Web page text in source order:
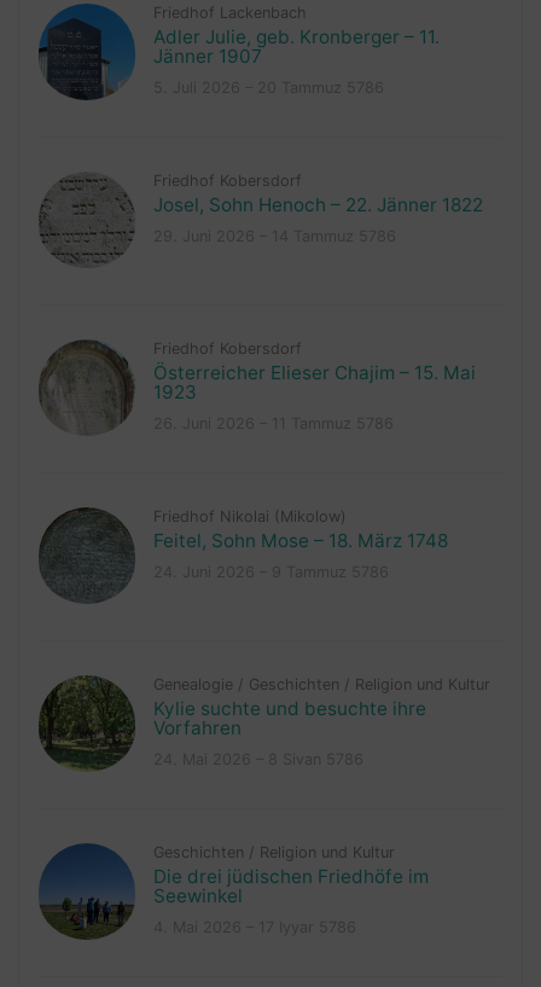
Friedhof Lackenbach
Adler Julie, geb. Kronberger – 11.
Jänner 1907
Friedhof Kobersdorf
Josel, Sohn Henoch – 22. Jänner 1822
Friedhof Kobersdorf
Österreicher Elieser Chajim – 15. Mai
1923
Friedhof Nikolai (Mikolow)
Feitel, Sohn Mose – 18. März 1748
Genealogie / Geschichten / Religion und Kultur
Kylie suchte und besuchte ihre
Vorfahren
Geschichten / Religion und Kultur
Die drei jüdischen Friedhöfe im
Seewinkel